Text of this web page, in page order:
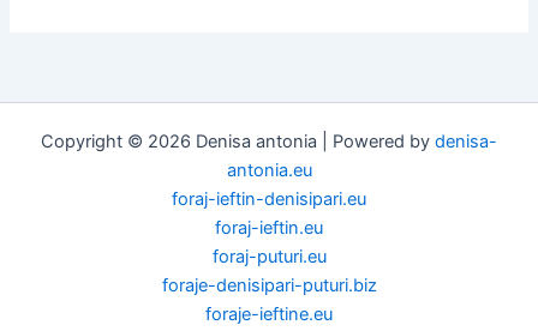
Copyright © 2026 Denisa antonia | Powered by denisa-
antonia.eu
foraj-ieftin-denisipari.eu
foraj-ieftin.eu
foraj-puturi.eu
foraje-denisipari-puturi.biz
foraje-ieftine.eu